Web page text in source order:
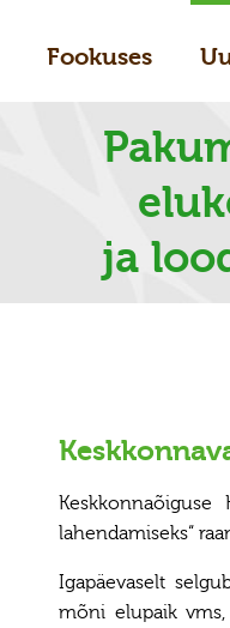
Fookuses
ja
Keskkonnaõiguse
lahendamiseks“
Igapäevaselt
mõni elupaik